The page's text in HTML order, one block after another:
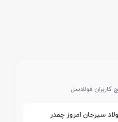
فولادسل
22 جهان فولاد سیرجان امروز چقدر